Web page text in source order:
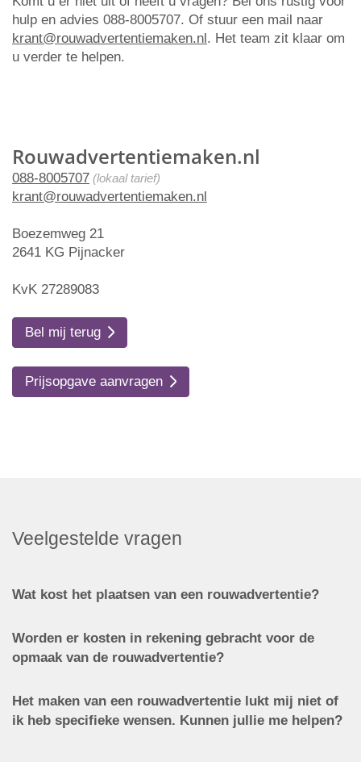
Rouwadvertentiemaken.nl
088-8005707 (lokaal tarief)
krant@rouwadvertentiemaken.nl
Boezemweg 21
2641 KG Pijnacker
KvK 27289083
Bel mij terug
Prijsopgave aanvragen
hulp en advies 088-8005707. Of stuur een mail naar
krant@rouwadvertentiemaken.nl. Het team zit klaar om
u verder te helpen.
Veelgestelde vragen
Wat kost het plaatsen van een rouwadvertentie?
Worden er kosten in rekening gebracht voor de
opmaak van de rouwadvertentie?
Het maken van een rouwadvertentie lukt mij niet of
ik heb specifieke wensen. Kunnen jullie me helpen?